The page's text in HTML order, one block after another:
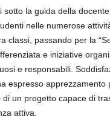
sotto la guida della
nelle numerose
passando per la
e iniziative
e responsabili.
espresso apprezzamento
un progetto capace di
attiva.